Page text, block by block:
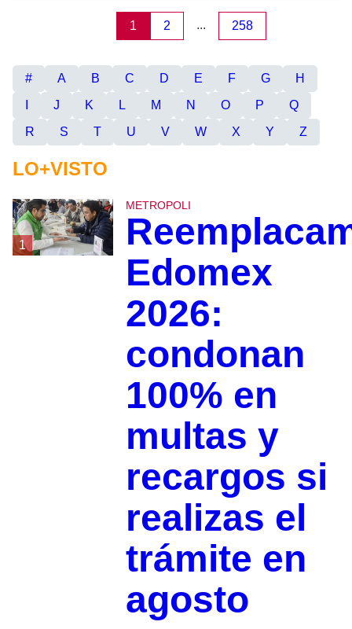
1 2 ... 258
# A B C D E F G
H
J K L M N O P
Q
R
S T U V W X Y Z
LO+VISTO
1
METROPOLI
Edomex
2026:
condonan
100% en
multas y
recargos si
realizas el
trámite en
agosto